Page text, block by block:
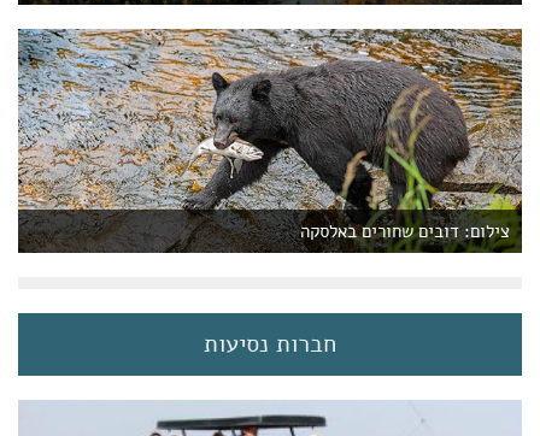
צילום: דובים שחורים באלסקה
חברות נסיעות